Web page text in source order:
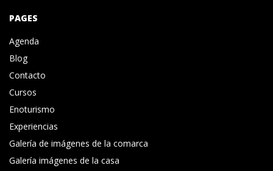
PAGES
Agenda
Blog
Contacto
Cursos
Enoturismo
Experiencias
Galería de imágenes de la comarca
Galería imágenes de la casa